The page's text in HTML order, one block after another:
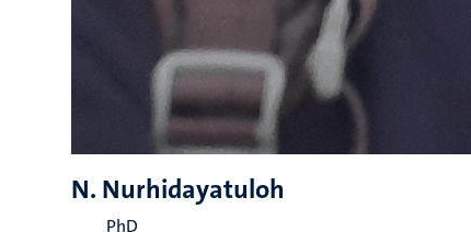
N. Nurhidayatuloh
PhD